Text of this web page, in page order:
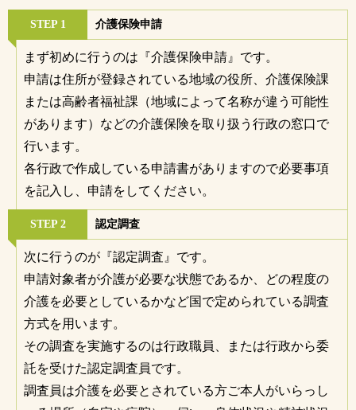
STEP 1 介護保険申請
まず初めに行うのは『介護保険申請』です。
申請は住所が登録されている地域の役所、介護保険課
または高齢者福祉課（地域によって名称が違う可能性
があります）などの介護保険を取り扱う行政の窓口で
行います。
各行政で作成している申請書がありますので必要事項
を記入し、申請をしてください。
STEP 2 認定調査
次に行うのが『認定調査』です。
申請対象者が介護が必要な状態であるか、どの程度の
介護を必要としているかなど国で定められている調査
方式を用います。
その調査を実施するのは行政職員、または行政から委
託を受けた認定調査員です。
調査員は介護を必要とされている方ご本人がいらっし